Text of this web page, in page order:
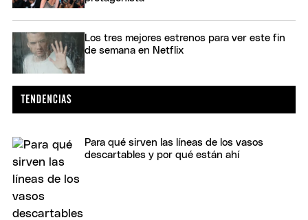
Los tres mejores estrenos para ver este fin
de semana en Netflix
Para qué sirven las líneas de los vasos
descartables y por qué están ahí